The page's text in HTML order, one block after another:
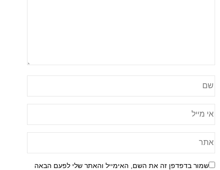
שמור בדפדפן זה את השם, האימייל והאתר שלי לפעם הבאה